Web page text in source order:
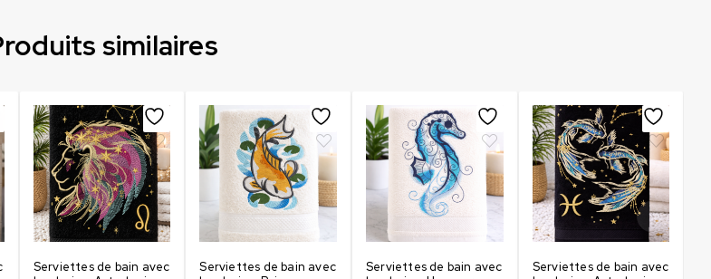
similaires
Serviettes de bain avec
Serviettes de bain avec
Serviettes de bain avec
Serviettes de bain avec